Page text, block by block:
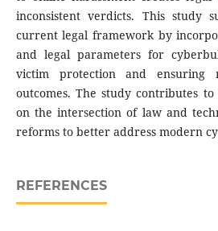
inconsistent verdicts. This study
current legal framework by
and legal parameters for
victim protection and ensuring
outcomes. The study contributes to
on the intersection of law and
reforms to better address modern
REFERENCES